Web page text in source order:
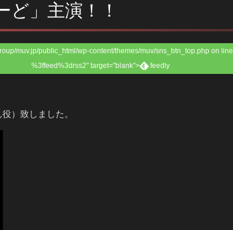
ど」主演！！
muv.jp/public_html/wp-content/themes/muv/sns_btn_top.php on line
%3ffeed%3drss2" target="blank">
feedly
）致しました。